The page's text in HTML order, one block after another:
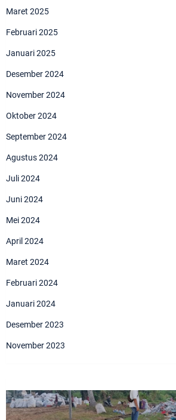
Maret 2025
Februari 2025
Januari 2025
Desember 2024
November 2024
Oktober 2024
September 2024
Agustus 2024
Juli 2024
Juni 2024
Mei 2024
April 2024
Maret 2024
Februari 2024
Januari 2024
Desember 2023
November 2023